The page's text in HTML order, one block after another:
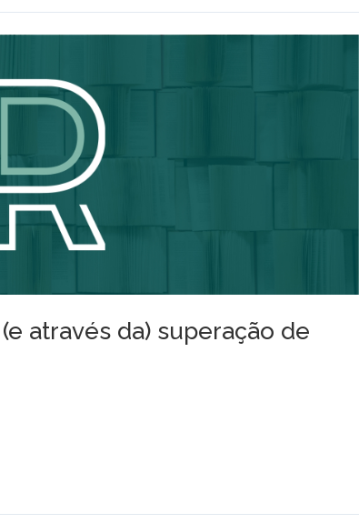
através da) superação de